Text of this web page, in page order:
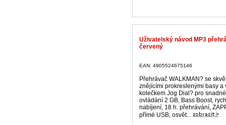
Uživatelský návod MP3
červený
EAN: 4905524675146
Přehrávač WALKMAN? se
znějícími prokreslenými basy a
kolečkem Jog Dial? pro snadné
ovládání 2 GB, Bass Boost,
nabíjení, 18 h. přehrávání,
přímé USB, osvět...